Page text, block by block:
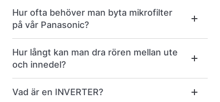
Hur ofta behöver man byta mikrofilter
på vår Panasonic?
Hur långt kan man dra rören mellan ute
och innedel?
Vad är en INVERTER?